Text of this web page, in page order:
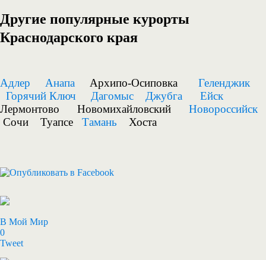
Другие популярные курорты
Краснодарского края
Адлер Анапа Архипо-Осиповка Геленджик
Горячий Ключ
Дагомыс Джубга
Ейск
Лермонтово Новомихайловский Новороссийск
Сочи Туапсе Тамань Хоста
В Мой Мир
0
Tweet